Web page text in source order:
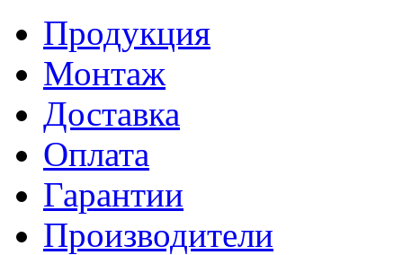
Продукция
Монтаж
Доставка
Оплата
Гарантии
Производители